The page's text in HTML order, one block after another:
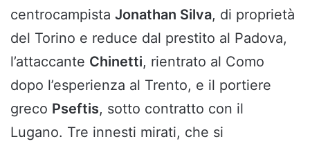
centrocampista Jonathan Silva, di proprietà
del Torino e reduce dal prestito al Padova,
l’attaccante Chinetti, rientrato al Como
dopo l’esperienza al Trento, e il portiere
greco Pseftis, sotto contratto con il
Lugano. Tre innesti mirati, che si